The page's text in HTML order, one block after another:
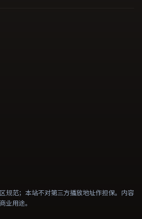
规范；本站不对第三方播放地址作担保。内容
业用途。